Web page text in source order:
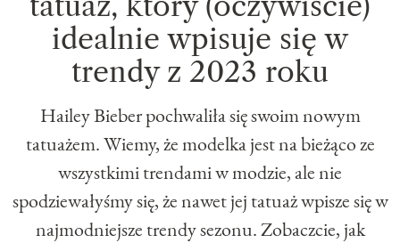
idealnie wpisuje się w
trendy z 2023 roku
Hailey Bieber pochwaliła się swoim nowym
tatuażem. Wiemy, że modelka jest na bieżąco ze
wszystkimi trendami w modzie, ale nie
spodziewałyśmy się, że nawet jej tatuaż wpisze się w
najmodniejsze trendy sezonu. Zobaczcie, jak